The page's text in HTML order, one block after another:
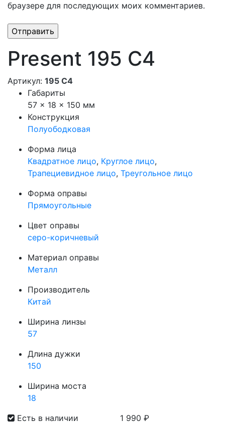
браузере для последующих моих комментариев.
Present 195 C4
Артикул: 195 C4
Габариты
57 × 18 × 150 мм
Конструкция
Полуободковая
Форма лица
Квадратное лицо, Круглое лицо,
Трапециевидное лицо, Треугольное лицо
Форма оправы
Прямоугольные
Цвет оправы
серо-коричневый
Материал оправы
Металл
Производитель
Китай
Ширина линзы
57
Длина дужки
150
Ширина моста
18
Есть в наличии
1 990 ₽